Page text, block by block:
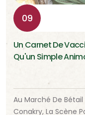
09
Un Carnet De
Qu'un Simple
Au Marché De Bétail
Conakry, La Scène